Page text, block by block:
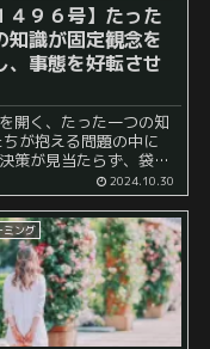
４９６号】たった
知識が固定観念を
、事態を好転させ
開く、たった一つの知
策が見当たらず、袋小
い込んでしまったように
があります。 「これ
のでは？」 などと思
るでしょう。 そんな
った...
2024.10.30
ミング